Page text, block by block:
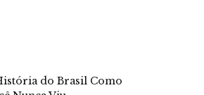
do Brasil Como